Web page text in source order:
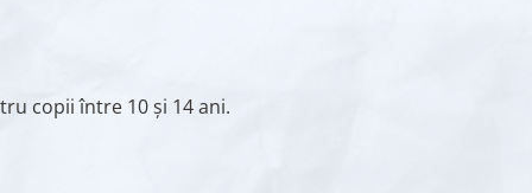
copii între 10 și 14 ani.